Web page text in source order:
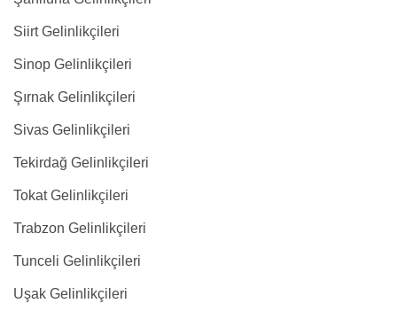
Siirt Gelinlikçileri
Sinop Gelinlikçileri
Şırnak Gelinlikçileri
Sivas Gelinlikçileri
Tekirdağ Gelinlikçileri
Tokat Gelinlikçileri
Trabzon Gelinlikçileri
Tunceli Gelinlikçileri
Uşak Gelinlikçileri